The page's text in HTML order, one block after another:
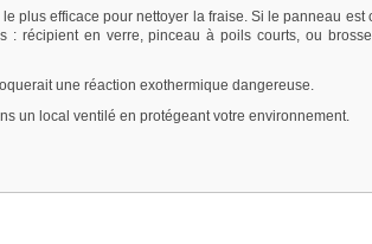
plus efficace pour nettoyer la fraise. Si le panneau est
: récipient en verre, pinceau à poils courts, ou
une réaction exothermique dangereuse.
un local ventilé en protégeant votre environnement.